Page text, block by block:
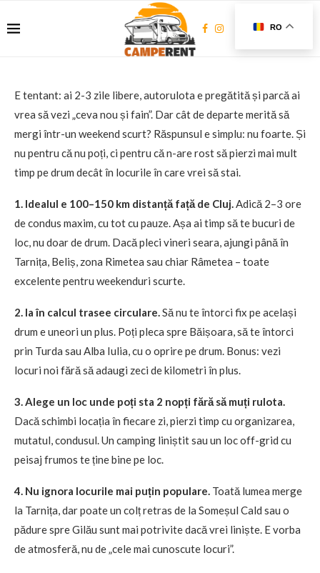
RO
E tentant: ai 2-3 zile libere, autorulota e pregătită și parcă ai
vrea să vezi „ceva nou și fain”. Dar cât de departe merită să
mergi într-un weekend scurt? Răspunsul e simplu: nu foarte. Și
nu pentru că nu poți, ci pentru că n-are rost să pierzi mai mult
timp pe drum decât în locurile în care vrei să stai.
1. Idealul e 100–150 km distanță față de Cluj.Adică 2–3 ore
de condus maxim, cu tot cu pauze. Așa ai timp să te bucuri de
loc, nu doar de drum. Dacă pleci vineri seara, ajungi până în
Tarnița, Beliș, zona Rimetea sau chiar Râmetea – toate
excelente pentru weekenduri scurte.
2. Ia în calcul trasee circulare.Să nu te întorci fix pe același
drum e uneori un plus. Poți pleca spre Băișoara, să te întorci
prin Turda sau Alba Iulia, cu o oprire pe drum. Bonus: vezi
locuri noi fără să adaugi zeci de kilometri în plus.
3. Alege un loc unde poți sta 2 nopți fără să muți rulota.
Dacă schimbi locația în fiecare zi, pierzi timp cu organizarea,
mutatul, condusul. Un camping liniștit sau un loc off-grid cu
peisaj frumos te ține bine pe loc.
4. Nu ignora locurile mai puțin populare. Toată lumea merge
la Tarnița, dar poate un colț retras de la Someșul Cald sau o
pădure spre Gilău sunt mai potrivite dacă vrei liniște. E vorba
de atmosferă, nu de „cele mai cunoscute locuri”.